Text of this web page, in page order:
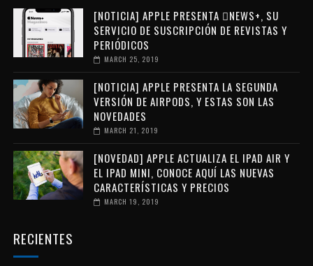
[NOTICIA] APPLE PRESENTA NEWS+, SU
SERVICIO DE SUSCRIPCIÓN DE REVISTAS Y
PERIÓDICOS
MARCH 25, 2019
[NOTICIA] APPLE PRESENTA LA SEGUNDA
VERSIÓN DE AIRPODS, Y ESTAS SON LAS
NOVEDADES
MARCH 21, 2019
[NOVEDAD] APPLE ACTUALIZA EL IPAD AIR Y
EL IPAD MINI, CONOCE AQUÍ LAS NUEVAS
CARACTERÍSTICAS Y PRECIOS
MARCH 19, 2019
RECIENTES